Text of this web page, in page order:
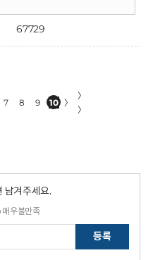
67729
7 8 9 10 〉
〉
〉
남겨주세요.
매우불만족
등록